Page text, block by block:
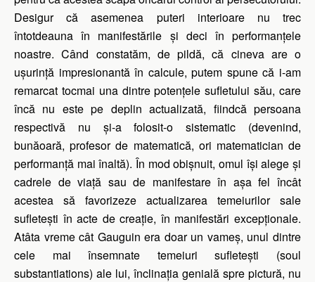
Desigur că asemenea puteri interioare nu trec
întotdeauna în manifestările și deci în performanțele
noastre. Când constatăm, de pildă, că cineva are o
ușurință impresionantă în calcule, putem spune că i-am
remarcat tocmai una dintre potențele sufletului său, care
încă nu este pe deplin actualizată, fiindcă persoana
respectivă nu și-a folosit-o sistematic (devenind,
bunăoară, profesor de matematică, ori matematician de
performanță mai înaltă). În mod obișnuit, omul își alege și
cadrele de viață sau de manifestare în așa fel încât
acestea să favorizeze actualizarea temeiurilor sale
sufletești în acte de creație, în manifestări excepționale.
Atâta vreme cât Gauguin era doar un vameș, unul dintre
cele mai însemnate temeiuri sufletești (soul
substantiations) ale lui, înclinația genială spre pictură, nu